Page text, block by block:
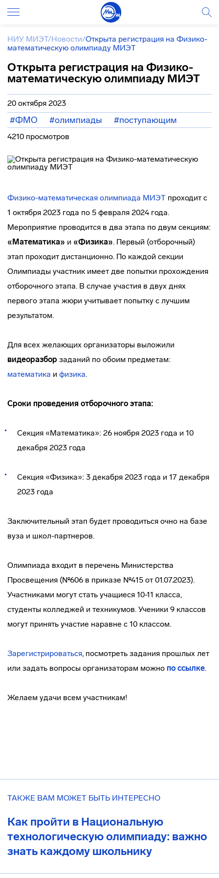
НИУ МИЭТ/Новости/Открыта регистрация на Физико-
математическую олимпиаду МИЭТ
Открыта регистрация на Физико-
математическую олимпиаду МИЭТ
20 октября 2023
#ФМО #олимпиады #поступающим
4210 просмотров
Физико-математическая олимпиада МИЭТ проходит с
1 октября 2023 года по 5 февраля 2024 года.
Мероприятие проводится в два этапа по двум секциям:
«Математика» и «Физика». Первый (отборочный)
этап проходит дистанционно. По каждой секции
Олимпиады участник имеет две попытки прохождения
отборочного этапа. В случае участия в двух днях
первого этапа жюри учитывает попытку с лучшим
результатом.
Для всех желающих организаторы выложили
видеоразбор заданий по обоим предметам:
математика и физика.
Сроки проведения отборочного этапа:
Секция «Математика»: 26 ноября 2023 года и 10
декабря 2023 года
Секция «Физика»: 3 декабря 2023 года и 17 декабря
2023 года
Заключительный этап будет проводиться очно на базе
вуза и школ-партнеров.
Олимпиада входит в перечень Министерства
Просвещения (№606 в приказе №415 от 01.07.2023).
Участниками могут стать учащиеся 10-11 класса,
студенты колледжей и техникумов. Ученики 9 классов
могут принять участие наравне с 10 классом.
Зарегистрироваться, посмотреть задания прошлых лет
или задать вопросы организаторам можно по ссылке.
Желаем удачи всем участникам!
ТАКЖЕ ВАМ МОЖЕТ БЫТЬ ИНТЕРЕСНО
Как пройти в Национальную
технологическую олимпиаду: важно
знать каждому школьнику